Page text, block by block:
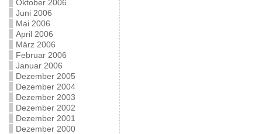
Oktober 2006
Juni 2006
Mai 2006
April 2006
März 2006
Februar 2006
Januar 2006
Dezember 2005
Dezember 2004
Dezember 2003
Dezember 2002
Dezember 2001
Dezember 2000